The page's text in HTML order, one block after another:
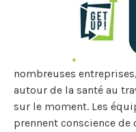
nombreuses
autour de la santé au
sur le moment. Les
prennent conscience